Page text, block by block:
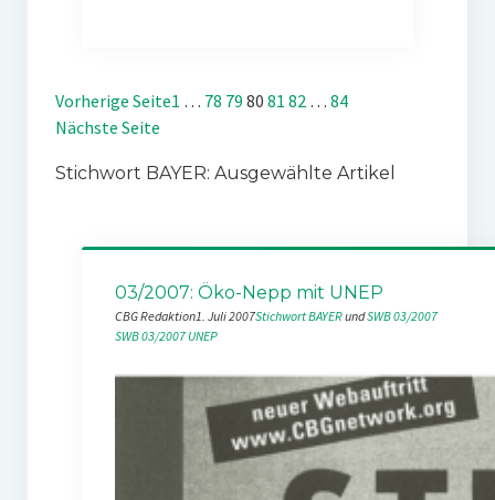
Vorherige Seite1 … 78 79 80 81 82 … 84
Nächste Seite
Stichwort BAYER: Ausgewählte Artikel
03/2007: Öko-Nepp mit UNEP
CBG Redaktion1. Juli 2007Stichwort BAYER und SWB 03/2007
SWB 03/2007 UNEP